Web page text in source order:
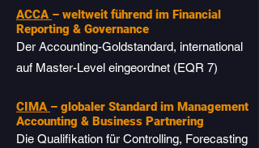
ACCA – weltweit führend im Financial
Reporting & Governance
Der Accounting-Goldstandard, international
auf Master-Level eingeordnet (EQR 7)
CIMA – globaler Standard im Management
Accounting & Business Partnering
Die Qualifikation für Controlling, Forecasting